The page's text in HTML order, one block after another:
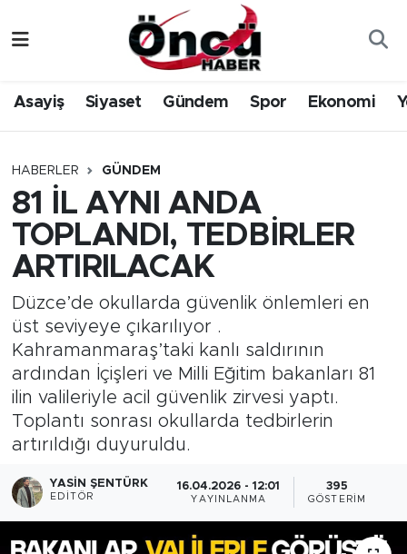
Asayiş Siyaset Gündem Spor Ekonomi
HABERLER GÜNDEM
81 İL AYNI ANDA
TOPLANDI, TEDBİRLER
ARTIRILACAK
Düzce’de okullarda güvenlik önlemleri en
üst seviyeye çıkarılıyor .
Kahramanmaraş’taki kanlı saldırının
ardından İçişleri ve Milli Eğitim bakanları 81
ilin valileriyle acil güvenlik zirvesi yaptı.
Toplantı sonrası okullarda tedbirlerin
artırıldığı duyuruldu.
YASIN ŞENTÜRK
EDITÖR
16.04.2026 - 12:01
YAYINLANMA
395
GÖSTERIM
Gündem
Sağlık & Çevre
Spor
Siyaset
Yerel Haber
Öncü Radyo Dinle
Öncü TV İzle
Düzce Nöbetçi Eczaneler
Düzce Hava Durumu
Düzce Namaz Vakitleri
Düzce Trafik Yoğunluk Haritası
Süper Lig Puan Durumu ve Fikstür
Tüm Manşetler
Son Dakika Haberleri
Haber Arşivi